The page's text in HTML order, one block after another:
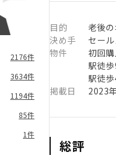
2176件
3634件
1194件
85件
1件
目的
老後
決め手
セー
物件
初回
駅徒
駅徒
掲載日
2023
総評